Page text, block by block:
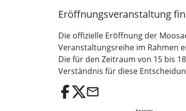
Eröffnungsveranstaltung
Die offizielle Eröffnung der
Veranstaltungsreihe im Rahmen
Die für den Zeitraum von 15 bis
Verständnis für diese
email